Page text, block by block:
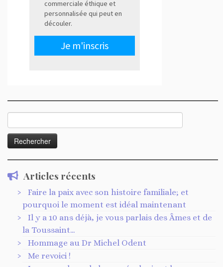
Articles récents
Faire la paix avec son histoire familiale; et
pourquoi le moment est idéal maintenant
Il y a 10 ans déjà, je vous parlais des Âmes et de
la Toussaint…
Hommage au Dr Michel Odent
Me revoici !